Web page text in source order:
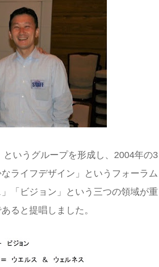
というグループを形成し、2004年の3
ライフデザイン」というフォーラム
「ビジョン」という三つの領域が重
ると提唱しました。